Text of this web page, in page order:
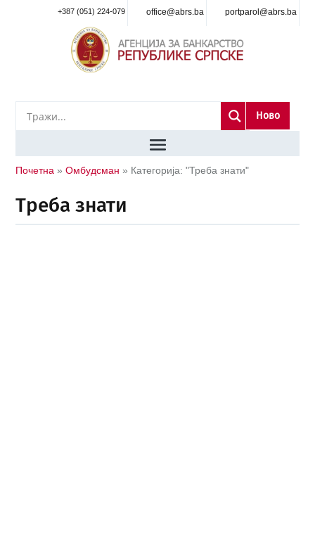
+387 (051) 224-079 office@abrs.ba portparol@abrs.ba
Ново
Почетна »Омбудсман » Категорија: "Треба знати"
Треба знати